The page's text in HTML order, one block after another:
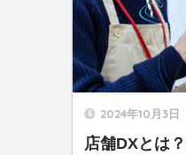
2024年10月3日
店舗DXとは